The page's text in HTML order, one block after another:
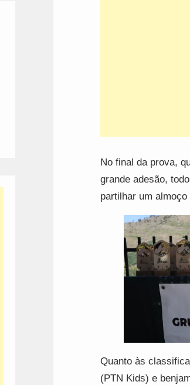
No final da prova,
grande adesão,
partilhar um almoço
Quanto às
(PTN Kids) e